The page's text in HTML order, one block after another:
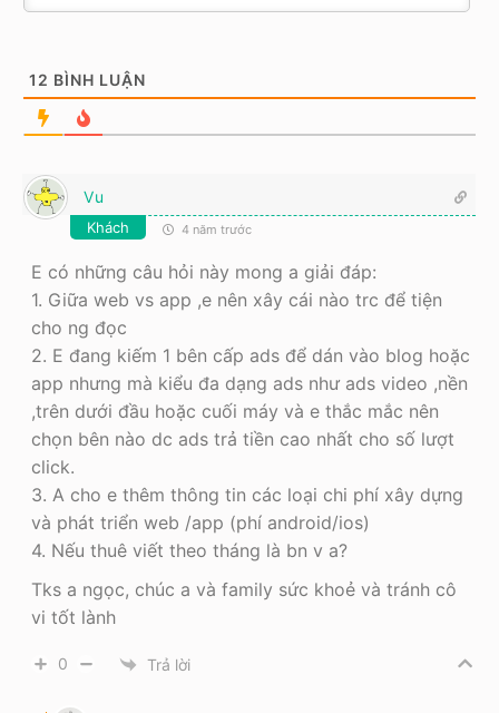
12 BÌNH LUẬN
Vu
Khách 4 năm trước
E có những câu hỏi này mong a giải đáp:
1. Giữa web vs app ,e nên xây cái nào trc để tiện
cho ng đọc
2. E đang kiếm 1 bên cấp ads để dán vào blog hoặc
app nhưng mà kiểu đa dạng ads như ads video ,nền
,trên dưới đầu hoặc cuối máy và e thắc mắc nên
chọn bên nào dc ads trả tiền cao nhất cho số lượt
click.
3. A cho e thêm thông tin các loại chi phí xây dựng
và phát triển web /app (phí android/ios)
4. Nếu thuê viết theo tháng là bn v a?
Tks a ngọc, chúc a và family sức khoẻ và tránh cô
vi tốt lành
0 Trả lời